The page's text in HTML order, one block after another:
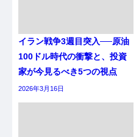
イラン戦争3週目突入──原油
100ドル時代の衝撃と、投資
家が今見るべき5つの視点
2026年3月16日